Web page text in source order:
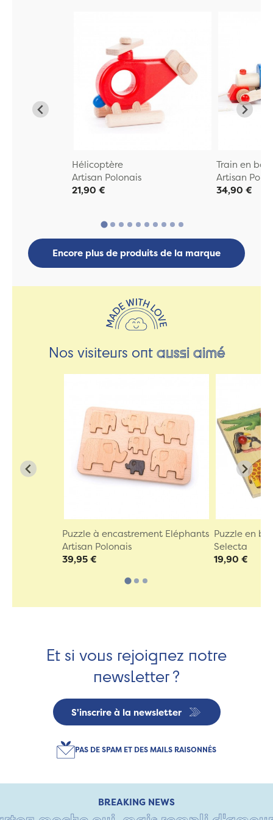
Hélicoptère
Artisan Polonais
21,90 €
Train en
Artisan
34,90 €
Encore plus de produits de la marque
Nos visiteurs ontaussi aimé
Puzzle à encastrement Eléphants
Artisan Polonais
39,95 €
Puzzle en
Selecta
19,90 €
Et si vous rejoignez notre
newsletter ?
S'inscrire à la newsletter
PAS DE SPAM ET DES MAILS RAISONNÉS
BREAKING NEWS